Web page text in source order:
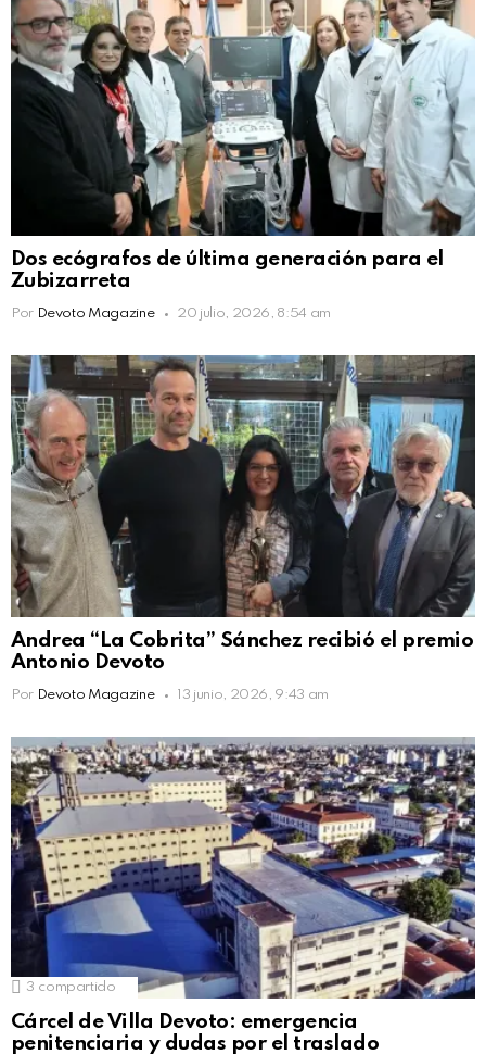
Dos ecógrafos de última generación para el
Zubizarreta
Por Devoto Magazine 20 julio, 2026, 8:54 am
Andrea “La Cobrita” Sánchez recibió el premio
Antonio Devoto
Por Devoto Magazine 13 junio, 2026, 9:43 am
3 compartido
Cárcel de Villa Devoto: emergencia
penitenciaria y dudas por el traslado